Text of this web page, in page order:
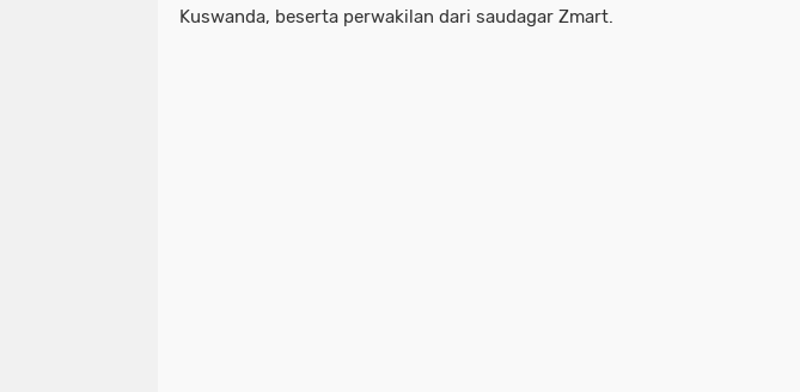
Kuswanda, beserta perwakilan dari saudagar Zmart.